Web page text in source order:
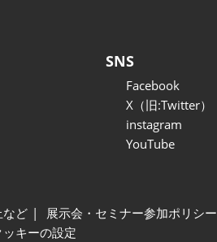
SNS
Facebook
X（旧:Twitter）
instagram
YouTube
など 展示会・セミナー参加ポリシー
ッキーの設定